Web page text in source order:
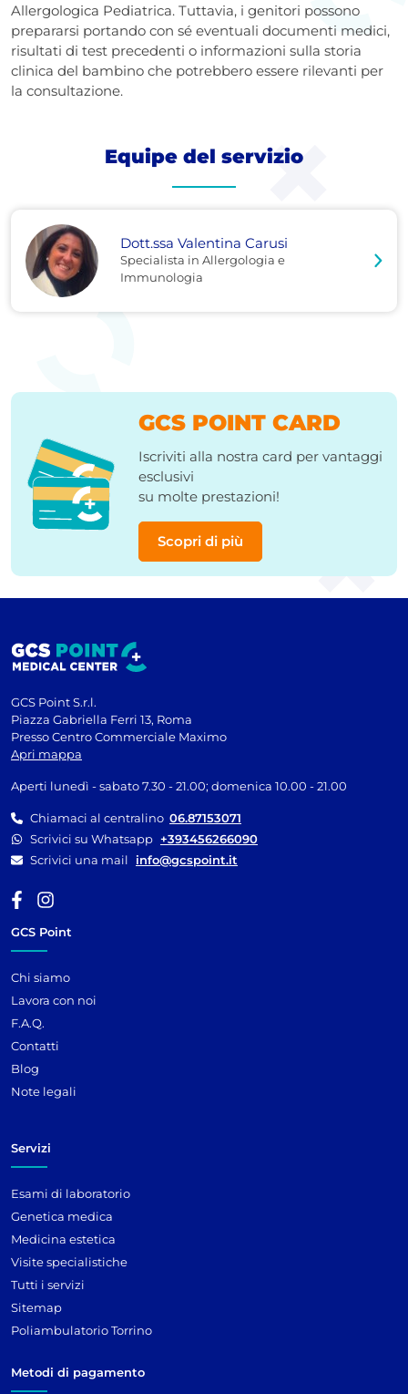
Allergologica Pediatrica. Tuttavia, i genitori possono
prepararsi portando con sé eventuali documenti medici,
risultati di test precedenti o informazioni sulla storia
clinica del bambino che potrebbero essere rilevanti per
la consultazione.
Equipe del servizio
Dott.ssa Valentina Carusi
Specialista in Allergologia e
Immunologia
GCS POINT CARD
Iscriviti alla nostra card per vantaggi
esclusivi
su molte prestazioni!
Scopri di più
GCS Point S.r.l.
Piazza Gabriella Ferri 13, Roma
Presso Centro Commerciale Maximo
Apri mappa
Aperti lunedì - sabato 7.30 - 21.00; domenica 10.00 - 21.00
Chiamaci al centralino 06.87153071
Scrivici su Whatsapp +393456266090
Scrivici una mail
info@gcspoint.it
GCS Point
Chi siamo
Lavora con noi
F.A.Q.
Contatti
Blog
Note legali
Servizi
Esami di laboratorio
Genetica medica
Medicina estetica
Visite specialistiche
Tutti i servizi
Sitemap
Poliambulatorio Torrino
Metodi di pagamento